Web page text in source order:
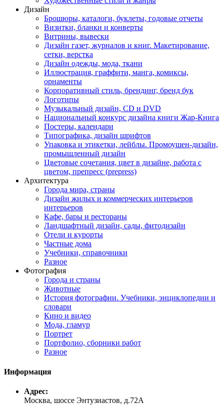
Дизайн
Брошюры, каталоги, буклеты, годовые отчеты
Визитки, бланки и конверты
Витрины, вывески
Дизайн газет, журналов и книг. Макетирование,
сетки, верстка
Дизайн одежды, мода, ткани
Иллюстрация, граффити, манга, комиксы,
орнаменты
Корпоративный стиль, брендинг, бренд бук
Логотипы
Музыкальный дизайн, СD и DVD
Национальный конкурс дизайна книги Жар-Книга
Постеры, календари
Типографика, дизайн шрифтов
Упаковка и этикетки, лейблы. Промоушен-дизайн,
промышленный дизайн
Цветовые сочетания, цвет в дизайне, работа с
цветом, препресс (prepress)
Архитектура
Города мира, страны
Дизайн жилых и коммерческих интерьеров
интерьеров
Кафе, бары и рестораны
Ландшафтный дизайн, сады, фитодизайн
Отели и курорты
Частные дома
Учебники, справочники
Разное
Фотография
Города и страны
Животные
История фотографии. Учебники, энциклопедии и
словари
Кино и видео
Мода, гламур
Портрет
Портфолио, сборники работ
Разное
Информация
Адрес:
Москва, шоссе Энтузиастов, д.72А